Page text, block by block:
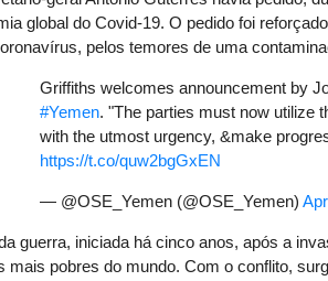
global do Covid-19. O pedido foi
pelos temores de uma
Griffiths welcomes announcement by
#Yemen. "The parties must now utilize
with the utmost urgency, &make
https://t.co/quw2bgGxEN
— @OSE_Yemen (@OSE_Yemen)
guerra, iniciada há cinco anos, após a
mais pobres do mundo. Com o conflito,